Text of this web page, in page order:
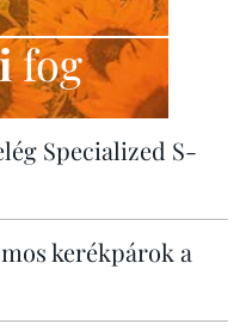
fog
Specialized S-
kerékpárok a